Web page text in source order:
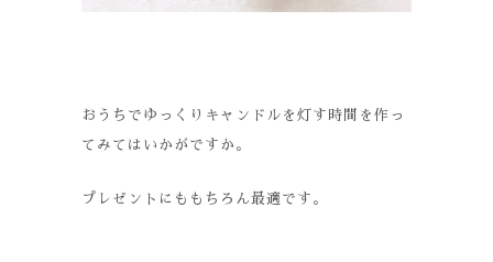
おうちでゆっくりキャンドルを灯す時間を作っ
てみてはいかがですか。
プレゼントにももちろん最適です。